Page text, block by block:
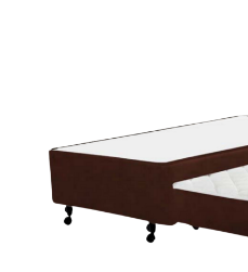
Lojas
Assistência Técnica